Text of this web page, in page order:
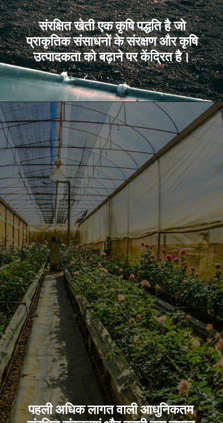
संरक्षित खेती एक कृषि पद्धति है जो
प्राकृतिक संसाधनों के संरक्षण और कृषि
उत्पादकता को बढ़ाने पर केंद्रित है।
पहली अधिक लागत वाली आधुनिकतम